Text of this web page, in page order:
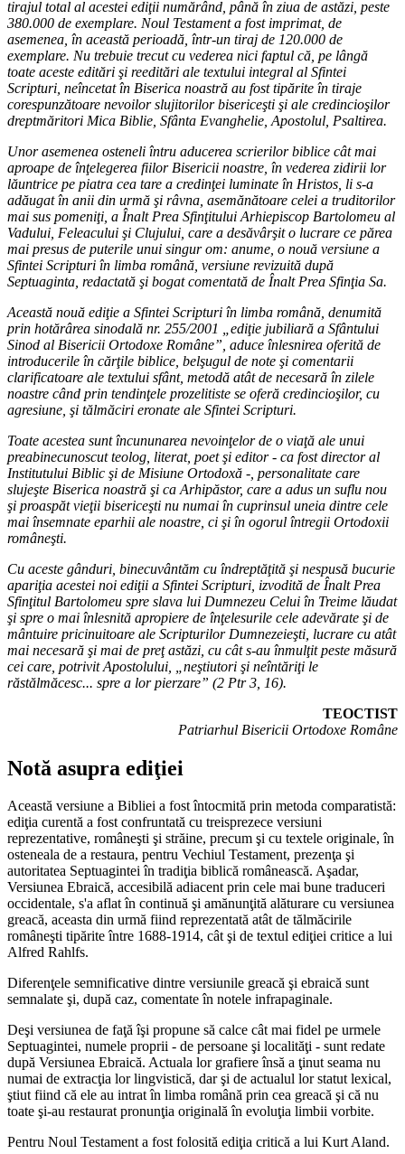
tirajul total al acestei ediţii numărând, până în ziua de astăzi, peste
380.000 de exemplare. Noul Testament a fost imprimat, de
asemenea, în această perioadă, într-un tiraj de 120.000 de
exemplare. Nu trebuie trecut cu vederea nici faptul că, pe lângă
toate aceste editări şi reeditări ale textului integral al Sfintei
Scripturi, neîncetat în Biserica noastră au fost tipărite în tiraje
corespunzătoare nevoilor slujitorilor bisericeşti şi ale credincioşilor
dreptmăritori Mica Biblie, Sfânta Evanghelie, Apostolul, Psaltirea.
Unor asemenea osteneli întru aducerea scrierilor biblice cât mai
aproape de înţelegerea fiilor Bisericii noastre, în vederea zidirii lor
lăuntrice pe piatra cea tare a credinţei luminate în Hristos, li s-a
adăugat în anii din urmă şi râvna, asemănătoare celei a truditorilor
mai sus pomeniţi, a Înalt Prea Sfinţitului Arhiepiscop Bartolomeu al
Vadului, Feleacului şi Clujului, care a desăvârşit o lucrare ce părea
mai presus de puterile unui singur om: anume, o nouă versiune a
Sfintei Scripturi în limba română, versiune revizuită după
Septuaginta, redactată şi bogat comentată de Înalt Prea Sfinţia Sa.
Această nouă ediţie a Sfintei Scripturi în limba română, denumită
prin hotărârea sinodală nr. 255/2001 „ediţie jubiliară a Sfântului
Sinod al Bisericii Ortodoxe Române”, aduce înlesnirea oferită de
introducerile în cărţile biblice, belşugul de note şi comentarii
clarificatoare ale textului sfânt, metodă atât de necesară în zilele
noastre când prin tendinţele prozelitiste se oferă credincioşilor, cu
agresiune, şi tălmăciri eronate ale Sfintei Scripturi.
Toate acestea sunt încununarea nevoinţelor de o viaţă ale unui
preabinecunoscut teolog, literat, poet şi editor - ca fost director al
Institutului Biblic şi de Misiune Ortodoxă -, personalitate care
slujeşte Biserica noastră şi ca Arhipăstor, care a adus un suflu nou
şi proaspăt vieţii bisericeşti nu numai în cuprinsul uneia dintre cele
mai însemnate eparhii ale noastre, ci şi în ogorul întregii Ortodoxii
româneşti.
Cu aceste gânduri, binecuvântăm cu îndreptăţită şi nespusă bucurie
apariţia acestei noi ediţii a Sfintei Scripturi, izvodită de Înalt Prea
Sfinţitul Bartolomeu spre slava lui Dumnezeu Celui în Treime lăudat
şi spre o mai înlesnită apropiere de înţelesurile cele adevărate şi de
mântuire pricinuitoare ale Scripturilor Dumnezeieşti, lucrare cu atât
mai necesară şi mai de preţ astăzi, cu cât s-au înmulţit peste măsură
cei care, potrivit Apostolului, „neştiutori şi neîntăriţi le
răstălmăcesc... spre a lor pierzare” (2 Ptr 3, 16).
TEOCTIST
Patriarhul Bisericii Ortodoxe Române
Notă asupra ediţiei
Această versiune a Bibliei a fost întocmită prin metoda comparatistă:
ediţia curentă a fost confruntată cu treisprezece versiuni
reprezentative, româneşti şi străine, precum şi cu textele originale, în
osteneala de a restaura, pentru Vechiul Testament, prezenţa şi
autoritatea Septuagintei în tradiţia biblică românească. Aşadar,
Versiunea Ebraică, accesibilă adiacent prin cele mai bune traduceri
occidentale, s'a aflat în continuă şi amănunţită alăturare cu versiunea
greacă, aceasta din urmă fiind reprezentată atât de tălmăcirile
româneşti tipărite între 1688-1914, cât şi de textul ediţiei critice a lui
Alfred Rahlfs.
Diferenţele semnificative dintre versiunile greacă şi ebraică sunt
semnalate şi, după caz, comentate în notele infrapaginale.
Deşi versiunea de faţă îşi propune să calce cât mai fidel pe urmele
Septuagintei, numele proprii - de persoane şi localităţi - sunt redate
după Versiunea Ebraică. Actuala lor grafiere însă a ţinut seama nu
numai de extracţia lor lingvistică, dar şi de actualul lor statut lexical,
ştiut fiind că ele au intrat în limba română prin cea greacă şi că nu
toate şi-au restaurat pronunţia originală în evoluţia limbii vorbite.
Pentru Noul Testament a fost folosită ediţia critică a lui Kurt Aland.